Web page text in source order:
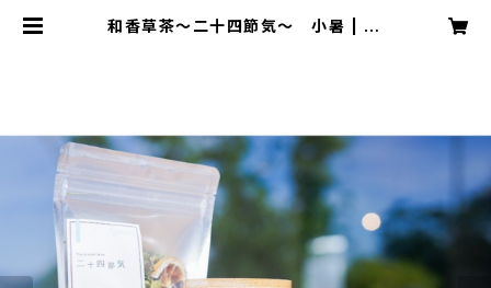
和香草茶～二十四節気～ 小暑 | HI